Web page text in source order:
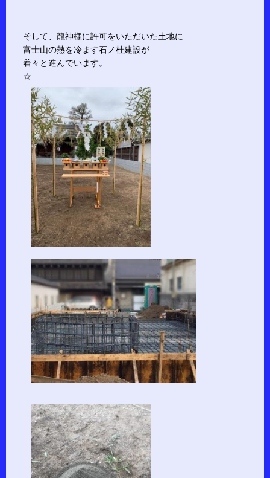
そして、龍神様に許可をいただいた土地に
富士山の熱を冷ます石ノ杜建設が
着々と進んでいます。
☆